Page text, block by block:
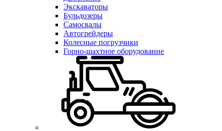
Экскаваторы
Бульдозеры
Самосвалы
Автогрейдеры
Колесные погрузчики
Горно-шахтное оборудование